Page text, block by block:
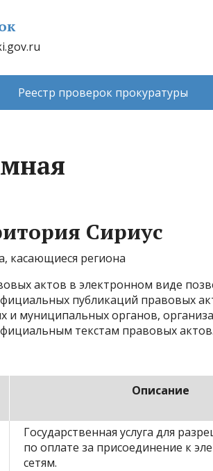
Реестр проверок прокуратуры
Сириус
касающиеся региона
актов в электронном виде
публикаций правовых
и муниципальных органов,
текстам правовых актов.
Описание
Государственная услуга для
по оплате за присоединение к
сетям.